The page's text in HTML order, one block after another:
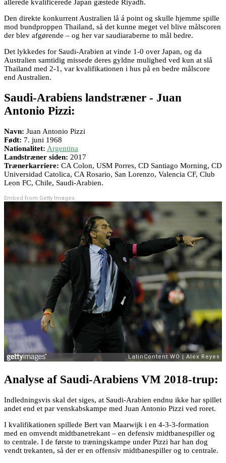
allerede kvalificerede Japan gæstede Riyadh.
Den direkte konkurrent Australien lå á point og skulle hjemme spille
mod bundproppen Thailand, så det kunne meget vel blive målscoren
der blev afgørende – og her var saudiaraberne to mål bedre.
Det lykkedes for Saudi-Arabien at vinde 1-0 over Japan, og da
Australien samtidig missede deres gyldne mulighed ved kun at slå
Thailand med 2-1, var kvalifikationen i hus på en bedre målscore
end Australien.
Saudi-Arabiens landstræner - Juan
Antonio Pizzi:
Navn: Juan Antonio Pizzi
Født: 7. juni 1968
Nationalitet: Argentina
Landstræner siden: 2017
Trænerkarriere: CA Colon, USM Porres, CD Santiago Morning, CD
Universidad Catolica, CA Rosario, San Lorenzo, Valencia CF, Club
Leon FC, Chile, Saudi-Arabien.
Embed from Getty Images
Analyse af Saudi-Arabiens VM 2018-trup:
Indledningsvis skal det siges, at Saudi-Arabien endnu ikke har spillet
andet end et par venskabskampe med Juan Antonio Pizzi ved roret.
I kvalifikationen spillede Bert van Maarwijk i en 4-3-3-formation
med en omvendt midtbanetrekant – en defensiv midtbanespiller og
to centrale. I de første to træningskampe under Pizzi har han dog
vendt trekanten, så der er en offensiv midtbanespiller og to centrale.